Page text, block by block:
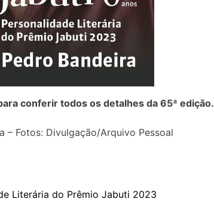
conferir todos os detalhes da 65ª edição.
– Fotos: Divulgação/Arquivo Pessoal
Literária do Prêmio Jabuti 2023